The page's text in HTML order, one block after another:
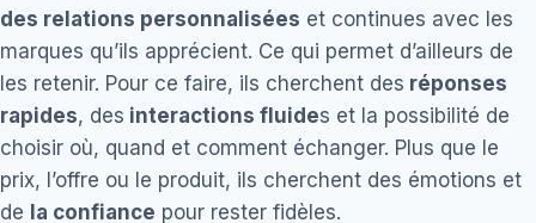
des relations personnalisées et continues avec les
marques qu’ils apprécient. Ce qui permet d’ailleurs de
les retenir. Pour ce faire, ils cherchent des réponses
rapides, des interactions fluides et la possibilité de
choisir où, quand et comment échanger. Plus que le
prix, l’offre ou le produit, ils cherchent des émotions et
de la confiance pour rester fidèles.